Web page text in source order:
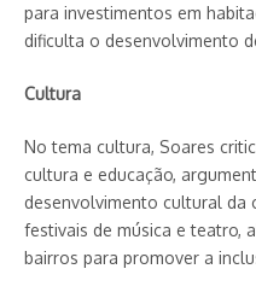
para investimentos em
dificulta o desenvolvimento
Cultura
No tema cultura, Soares
cultura e educação,
desenvolvimento cultural da
festivais de música e teatro,
bairros para promover a